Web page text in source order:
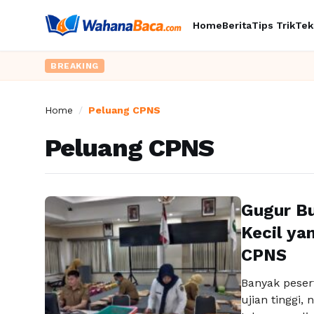
HomeBeritaTips Trik
BREAKING
Home / Peluang CPNS
Peluang CPNS
Gugur
Kecil
CPNS
Banyak
ujian tinggi,